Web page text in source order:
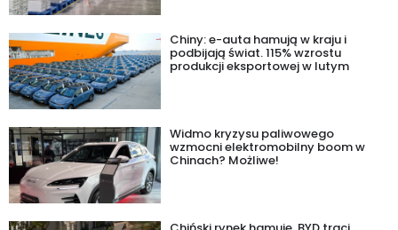
Chiny: e-auta hamują w kraju i
podbijają świat. 115% wzrostu
produkcji eksportowej w lutym
Widmo kryzysu paliwowego
wzmocni elektromobilny boom w
Chinach? Możliwe!